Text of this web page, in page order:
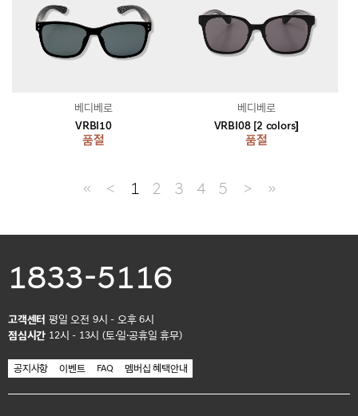
VRBI10
품절
베디베로
VRBI08 [2 colors]
품절
베디베로
≪ ＜ 1 2 3 4 5 ＞ ≫
1833-5116
고객센터 평일 오전 9시 - 오후 6시
점심시간 12시 - 13시 (토·일·공휴일 휴무)
공지사항 이벤트 FAQ 멤버십 혜택안내